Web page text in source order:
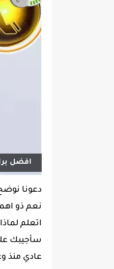
افضل
دعونا
نعم ذو
اتعلم
سأجيبك
عادي منذ